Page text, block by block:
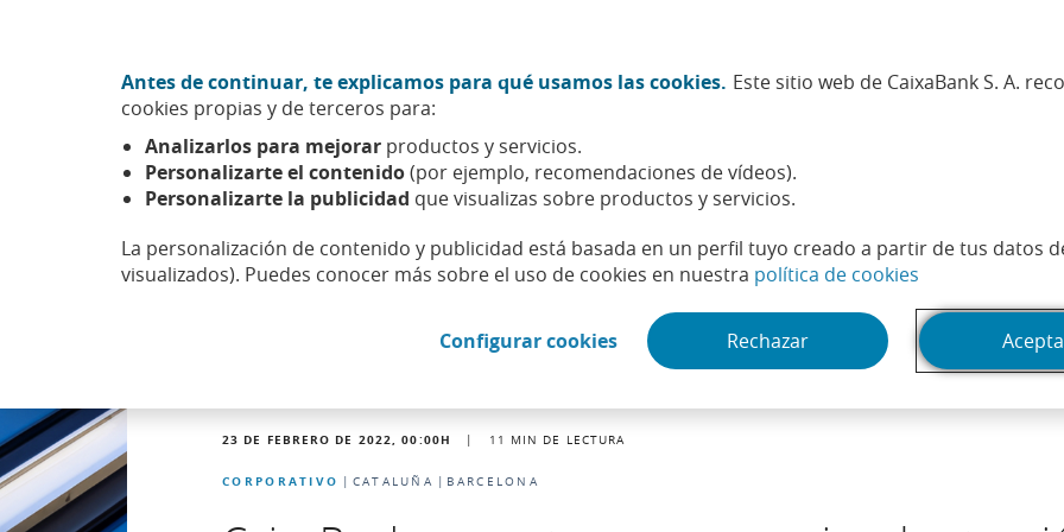
Antes de continuar, te explicamos para qué usamos las cookies. Este sitio web de CaixaBank S. A.
cookies propias y de terceros para:
Analizarlos para mejorar productos y servicios.
Personalizarte el contenido(por ejemplo, recomendaciones de vídeos).
Personalizarte la publicidad que visualizas sobre productos y servicios.
La personalización de contenido y publicidad está basada en un perfil tuyo creado a partir de tus datos
visualizados). Puedes conocer más sobre el uso de cookies en nuestra política de cookies
Configurar cookies(Abrir en ventana nueva)
Rechazar
Sobre nosotros
Actualidad Noticias Detalle noticia
23 DE FEBRERO DE 2022, 00:00H 11 MIN DE LECTURA
CORPORATIVO CATALUÑA BARCELONA